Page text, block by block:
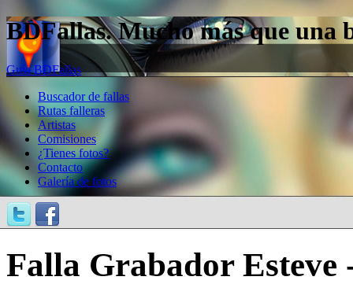
BDFallas. Mucho más que una
Guía BDFallas
Buscador de fallas
Rutas falleras
Artistas
Comisiones
¿Tienes fotos?
Contacto
Galería de fotos
Falla Grabador